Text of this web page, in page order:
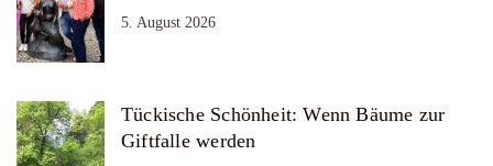
5. August 2026
Tückische Schönheit: Wenn Bäume zur
Giftfalle werden